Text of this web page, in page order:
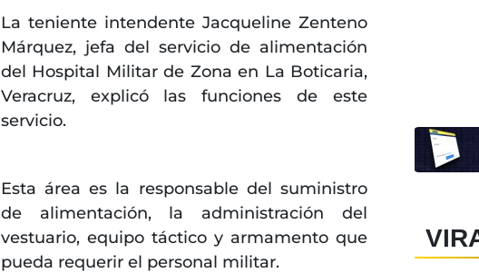
La teniente intendente Jacqueline Zenteno
Márquez, jefa del servicio de alimentación
del Hospital Militar de Zona en La Boticaria,
Veracruz, explicó las funciones de este
servicio.
Esta área es la responsable del suministro
de alimentación, la administración del
vestuario, equipo táctico y armamento que
pueda requerir el personal militar.